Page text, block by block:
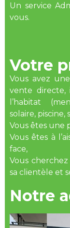
Un service
vous.
Votre
Vous avez
vente directe,
l’habitat
solaire, piscine,
Vous êtes une
Vous êtes à
face,
Vous
sa clientèle et
Notre